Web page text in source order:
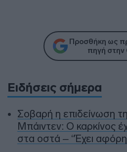
Προσθήκη ως
πηγή στην
Ειδήσεις σήμερα
Σοβαρή η επιδείνωση
Μπάιντεν: Ο καρκίνος
στα οστά – “Έχει